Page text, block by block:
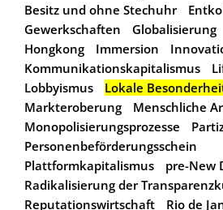
Besitz und ohne Stechuhr
Gewerkschaften
Globalisierung
Hongkong
Immersion
Kommunikationskapitalismus
Lobbyismus
Lokale
Markteroberung
Menschliche
Monopolisierungsprozesse
Personenbeförderungsschein
Plattformkapitalismus
pre-New
Radikalisierung der
Reputationswirtschaft
Rio de